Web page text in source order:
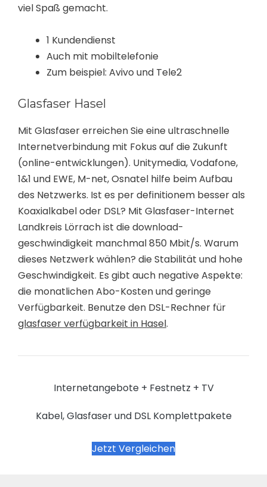
viel Spaß gemacht.
1 Kundendienst
Auch mit mobiltelefonie
Zum beispiel: Avivo und Tele2
Glasfaser Hasel
Mit Glasfaser erreichen Sie eine ultraschnelle
Internetverbindung mit Fokus auf die Zukunft
(online-entwicklungen). Unitymedia, Vodafone,
1&1 und EWE, M-net, Osnatel hilfe beim Aufbau
des Netzwerks. Ist es per definitionem besser als
Koaxialkabel oder DSL? Mit Glasfaser-Internet
Landkreis Lörrach ist die download-
geschwindigkeit manchmal 850 Mbit/s. Warum
dieses Netzwerk wählen? die Stabilität und hohe
Geschwindigkeit. Es gibt auch negative Aspekte:
die monatlichen Abo-Kosten und geringe
Verfügbarkeit. Benutze den DSL-Rechner für
glasfaser verfügbarkeit in Hasel.
Internetangebote + Festnetz + TV
Kabel, Glasfaser und DSL Komplettpakete
Jetzt Vergleichen